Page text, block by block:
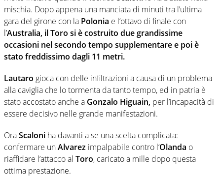
mischia. Dopo appena una manciata di minuti tra l’ultima
gara del girone con la Polonia e l’ottavo di finale con
l’Australia, il Toro si è costruito due grandissime
occasioni nel secondo tempo supplementare e poi è
stato freddissimo dagli 11 metri.
Lautaro gioca con delle infiltrazioni a causa di un problema
alla caviglia che lo tormenta da tanto tempo, ed in patria è
stato accostato anche a Gonzalo Higuain, per l’incapacità di
essere decisivo nelle grande manifestazioni.
OraScaloni ha davanti a se una scelta complicata:
confermare unAlvarez impalpabile contro l’Olanda o
riaffidare l’attacco al Toro, caricato a mille dopo questa
ottima prestazione.